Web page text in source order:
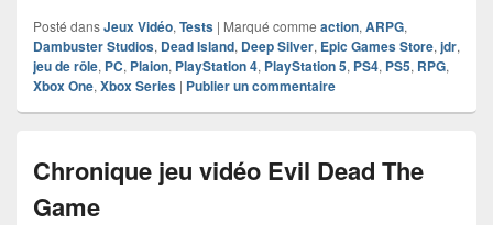
Posté dansJeux Vidéo, Tests | Marqué comme action, ARPG,
Dambuster Studios, Dead Island, Deep Silver, Epic Games Store, jdr,
jeu de rôle, PC, Plaion, PlayStation 4, PlayStation 5, PS4, PS5, RPG,
Xbox One, Xbox Series | Publier un commentaire
Chronique jeu vidéo Evil Dead The
Game